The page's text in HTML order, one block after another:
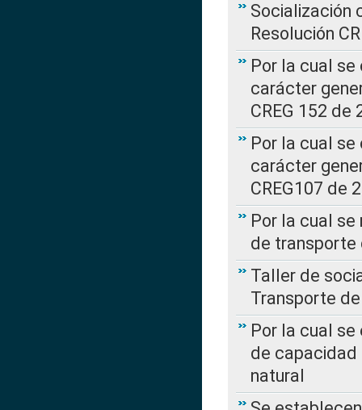
Socialización
Resolución
Por la cual
carácter
CREG 152 de
Por la cual
carácter
CREG107 de
Por la cual
de transporte
Taller de
Transporte
Por la cual
de capacidad
natural